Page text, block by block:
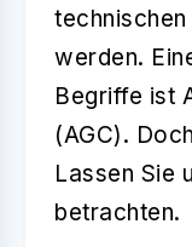
werden.
Begriffe ist
(AGC).
Lassen Sie
betrachten.